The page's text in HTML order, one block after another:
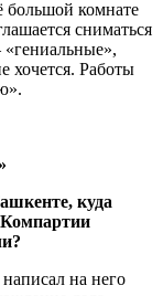
большой комнате
сниматься
«гениальные»,
хочется. Работы
куда
на него